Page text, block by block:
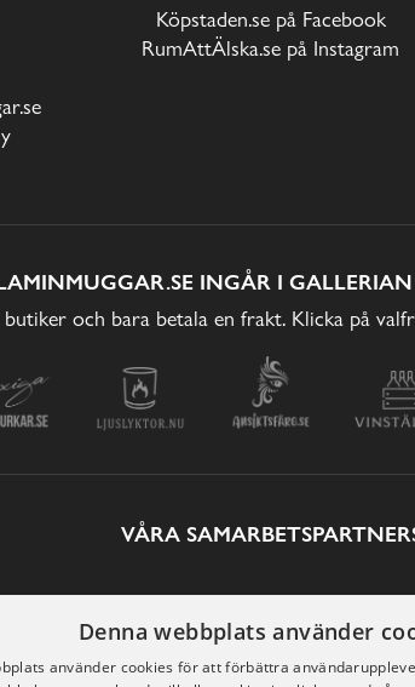
Köpstaden.se på Facebook
RumAttÄlska.se på Instagram
INGÅR I GALLERIAN
och bara betala en frakt. Klicka på
VÅRA
Denna webbplats använder
använder cookies för att förbättra